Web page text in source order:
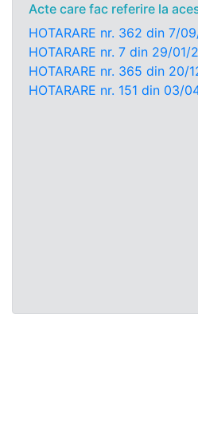
Acte care fac referire la
HOTARARE nr. 362 din 7/
HOTARARE nr. 7 din 29/01/
HOTARARE nr. 365 din 20/
HOTARARE nr. 151 din 03/